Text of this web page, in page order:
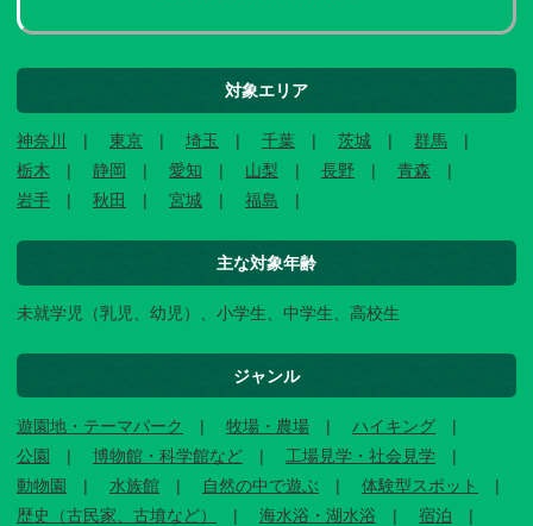
対象エリア
神奈川 東京 埼玉 千葉 茨城
群馬
栃木
静岡 愛知 山梨 長野
青森
岩手
秋田 宮城 福島
主な対象年齢
未就学児（乳児、幼児）、小学生、中学生、高校生
ジャンル
遊園地・テーマパーク 牧場・農場
ハイキング
公園
博物館・科学館など
工場見学・社会見学
動物園
水族館 自然の中で遊ぶ
体験型スポット
歴史（古民家、古墳など）
海水浴・湖水浴
宿泊